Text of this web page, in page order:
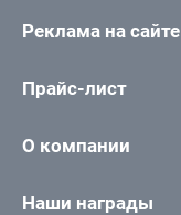
Реклама на сайте
Прайс-лист
О компании
Наши награды